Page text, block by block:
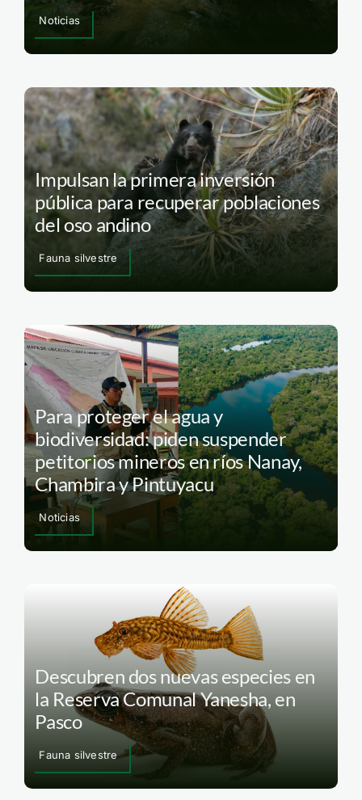
Noticias
Impulsan la primera inversión
pública para recuperar poblaciones
del oso andino
Fauna silvestre
Para proteger el agua y
biodiversidad: piden suspender
petitorios mineros en ríos Nanay,
Chambira y Pintuyacu
Noticias
Descubren dos nuevas especies en
la Reserva Comunal Yanesha, en
Pasco
Fauna silvestre